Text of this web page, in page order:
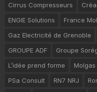
Cirrus Compresseurs
ENGIE Solutions
France
Gaz Electricité de Grenoble
GROUPE ADF
Groupe
L’idée prend forme
Molgas
PSa Consult
RN7 NRJ